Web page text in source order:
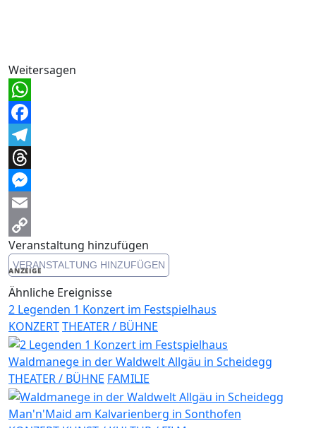
Weitersagen
WhatsApp
Facebook
Telegram
Threads
Messenger
Email
Copy
Link
Veranstaltung hinzufügen
VERANSTALTUNG HINZUFÜGEN
ANZEIGE
Ähnliche Ereignisse
2 Legenden 1 Konzert im Festspielhaus
KONZERTTHEATER / BÜHNE
Waldmanege in der Waldwelt Allgäu in Scheidegg
THEATER / BÜHNE FAMILIE
Man'n'Maid am Kalvarienberg in Sonthofen